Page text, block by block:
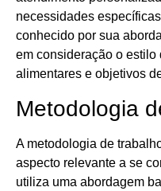
necessidades
conhecido por sua
em consideração o estilo
alimentares e objetivos
Metodologia
A metodologia de
aspecto relevante a se
utiliza uma abordagem